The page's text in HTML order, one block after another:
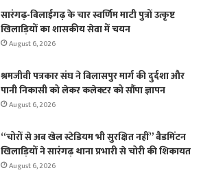
सारंगढ़-बिलाईगढ़ के चार स्वर्णिम माटी पुत्रों उत्कृष्ट
खिलाड़ियों का शासकीय सेवा में चयन
August 6, 2026
श्रमजीवी पत्रकार संघ ने बिलासपुर मार्ग की दुर्दशा और
पानी निकासी को लेकर कलेक्टर को सौंपा ज्ञापन
August 6, 2026
“चोरों से अब खेल स्टेडियम भी सुरक्षित नहीं” बैडमिंटन
खिलाड़ियों ने सारंगढ़ थाना प्रभारी से चोरी की शिकायत
August 6, 2026